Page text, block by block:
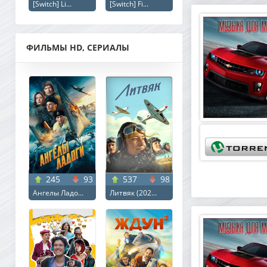
[Switch] Li... [Switch] Fi...
ФИЛЬМЫ HD, СЕРИАЛЫ
245 93
Ангелы Ладо...
537 98
Литвяк (202...